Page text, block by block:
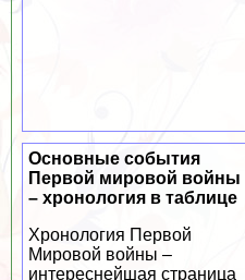
Основные события
Первой мировой войны
– хронология в таблице
Хронология Первой
Мировой войны –
интереснейшая страница